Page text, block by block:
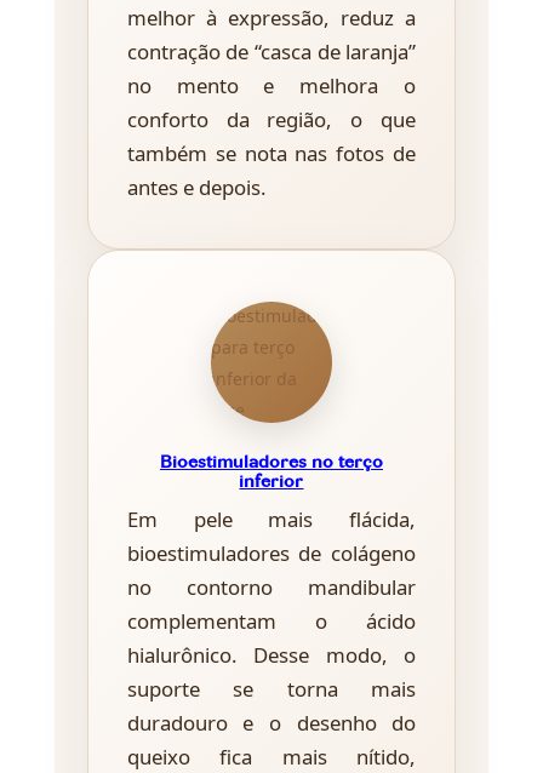
melhor à expressão, reduz a
contração de “casca de laranja”
no mento e melhora o
conforto da região, o que
também se nota nas fotos de
antes e depois.
Bioestimuladores no terço
inferior
Em pele mais flácida,
bioestimuladores de colágeno
no contorno mandibular
complementam o ácido
hialurônico. Desse modo, o
suporte se torna mais
duradouro e o desenho do
queixo fica mais nítido,